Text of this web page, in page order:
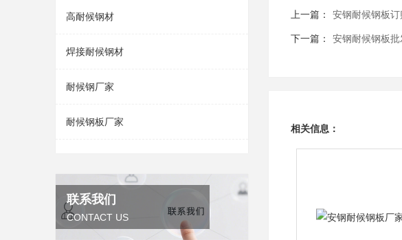
高耐候钢材
焊接耐候钢材
耐候钢厂家
耐候钢板厂家
联系我们
CONTACT US
上一篇： 安钢耐候钢板订
下一篇： 安钢耐候钢板批
相关信息：